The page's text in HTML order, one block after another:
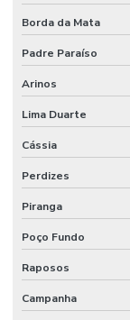
Borda da Mata
Padre Paraíso
Arinos
Lima Duarte
Cássia
Perdizes
Piranga
Poço Fundo
Raposos
Campanha